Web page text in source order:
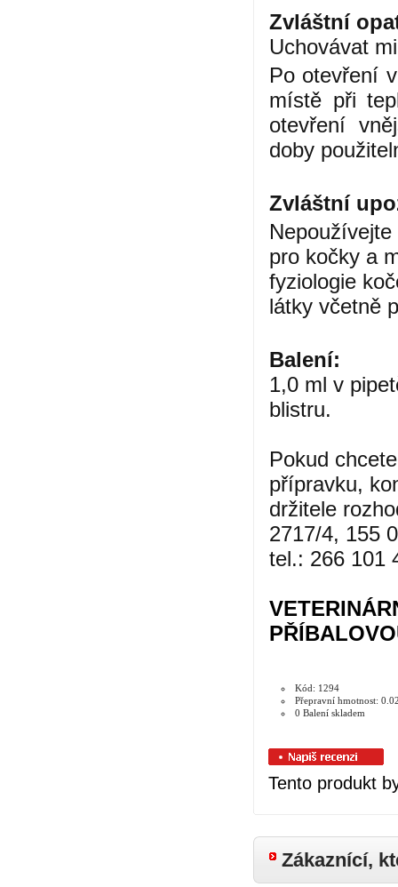
Zvláštní
Uchovávat
Po otevření
místě při
otevření
doby
Zvláštní
pro kočky a
fyziologie
látky včetně
Balení:
1,0 ml v
blistru.
Pokud
přípravku,
držitele
2717/4, 155
tel.: 266 101
Kód: 1294
Přepravní hmotnost:
0 Balení skladem
Tento produkt
Zákaznící,